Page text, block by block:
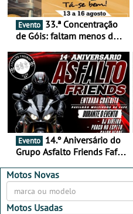
Evento
de Góis: faltam menos de
16 de agosto
Evento
Grupo Asfalto Friends Fafe,
2026
Motos Novas
Motos Usadas